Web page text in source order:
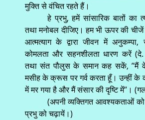
मुक्ति से वंचित रहते हैं।
हे प्रभु, हमें सांसारिक बातों का
तथा मनोबल दीजिए। हम भी ऊपर की
आत्मत्याग के द्वारा जीवन में अनुकम्पा,
कोमलता और सहनशीलता धारण करें
तथा संत पौलुस के समान कह सकें, ’’मैं
मसीह के क्रूस पर गर्व करता हूँ। उन्हीं के
में मर गया है और मैं संसार की दृष्टि में’’।
(अपनी व्यक्तिगत आवश्यकताओं
प्रभु को चढ़ायें।)